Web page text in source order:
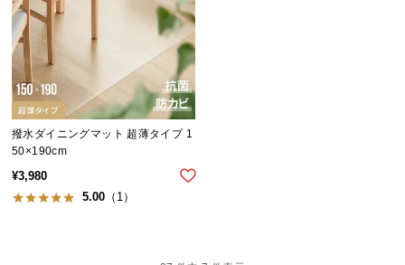
い
て
配
送
料
に
撥水ダイニングマット 超薄タイプ 1
50×190cm
¥3,980
5.00 （1）